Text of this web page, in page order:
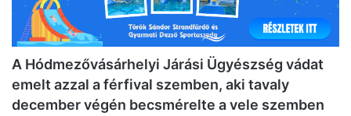
A Hódmezővásárhelyi Járási Ügyészség vádat
emelt azzal a férfival szemben, aki tavaly
december végén becsmérelte a vele szemben